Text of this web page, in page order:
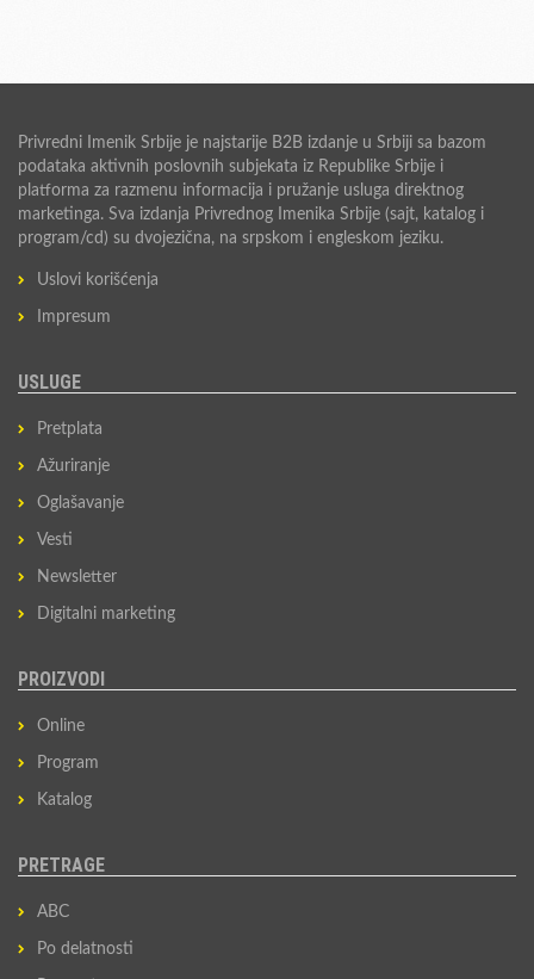
Privredni Imenik Srbije je najstarije B2B izdanje u Srbiji sa bazom
podataka aktivnih poslovnih subjekata iz Republike Srbije i
platforma za razmenu informacija i pružanje usluga direktnog
marketinga. Sva izdanja Privrednog Imenika Srbije (sajt, katalog i
program/cd) su dvojezična, na srpskom i engleskom jeziku.
Uslovi korišćenja
Impresum
USLUGE
Pretplata
Ažuriranje
Oglašavanje
Vesti
Newsletter
Digitalni marketing
PROIZVODI
Online
Program
Katalog
PRETRAGE
ABC
Po delatnosti